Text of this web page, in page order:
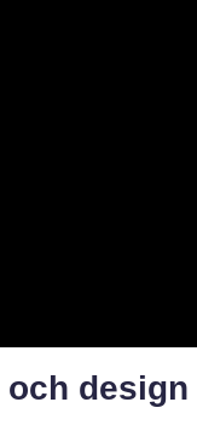
design